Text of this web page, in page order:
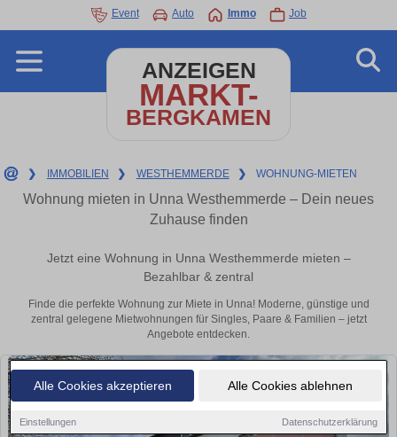
Alle Cookies akzeptieren Alle Cookies ablehnen
Einstellungen Datenschutzerklärung
Event Auto Immo Job
ANZEIGEN
MARKT-
BERGKAMEN
❯ IMMOBILIEN ❯ WESTHEMMERDE ❯ WOHNUNG-MIETEN
Wohnung mieten in Unna Westhemmerde – Dein neues
Zuhause finden
Jetzt eine Wohnung in Unna Westhemmerde mieten –
Bezahlbar & zentral
Finde die perfekte Wohnung zur Miete in Unna! Moderne, günstige und
zentral gelegene Mietwohnungen für Singles, Paare & Familien – jetzt
Angebote entdecken.